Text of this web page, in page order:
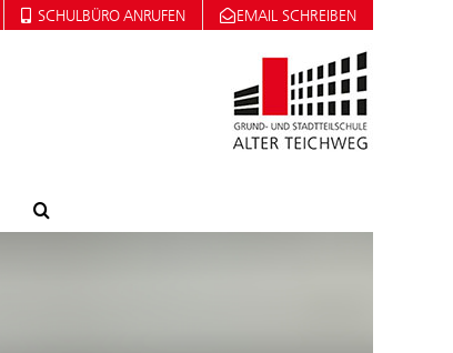
SCHULBÜRO ANRUFEN EMAIL SCHREIBEN